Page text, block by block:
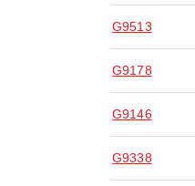
G9513
G9178
G9146
G9338